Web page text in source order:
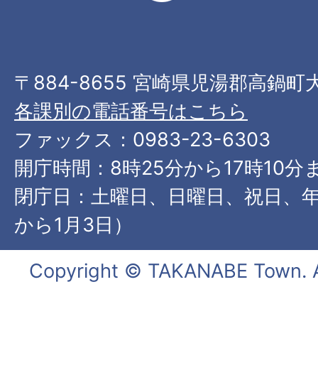
〒884-8655 宮崎県児湯郡高鍋町
各課別の電話番号はこちら
ファックス：0983-23-6303
開庁時間：8時25分から17時10分
閉庁日：土曜日、日曜日、祝日、
から1月3日）
Copyright © TAKANABE Town.